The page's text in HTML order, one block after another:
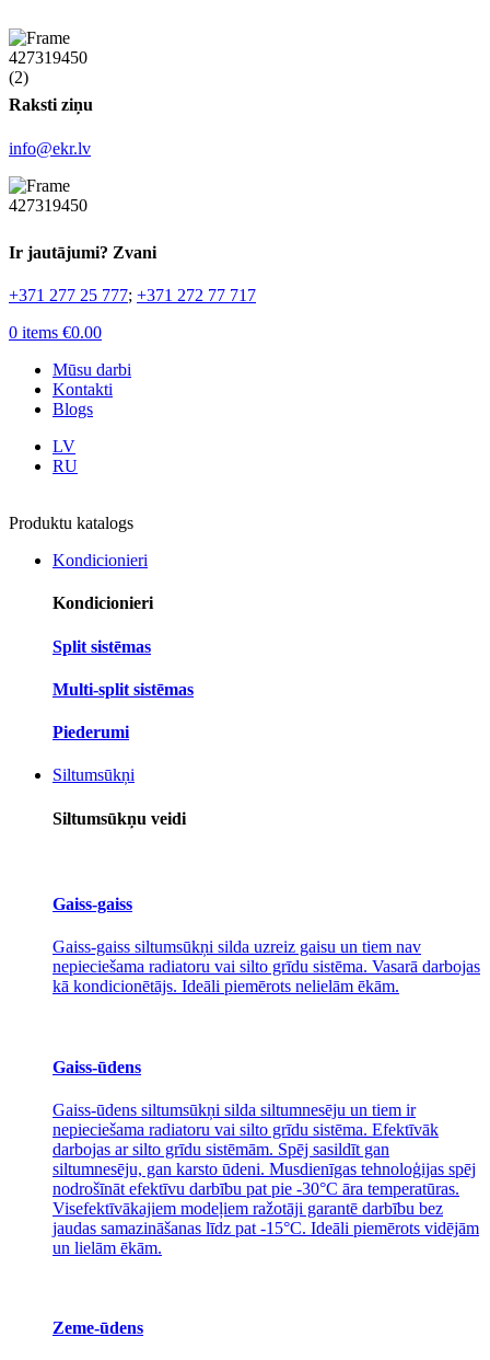
Raksti ziņu
info@ekr.lv
Ir jautājumi? Zvani
+371 277 25 777; +371 272 77 717
0 items €0.00
Mūsu darbi
Kontakti
Blogs
LV
RU
Produktu katalogs
Kondicionieri
Kondicionieri
Split sistēmas
Multi-split sistēmas
Piederumi
Siltumsūkņi
Siltumsūkņu veidi
Gaiss-gaiss
Gaiss-gaiss siltumsūkņi silda uzreiz gaisu un tiem nav
nepieciešama radiatoru vai silto grīdu sistēma. Vasarā darbojas
kā kondicionētājs. Ideāli piemērots nelielām ēkām.
Gaiss-ūdens
Gaiss-ūdens siltumsūkņi silda siltumnesēju un tiem ir
nepieciešama radiatoru vai silto grīdu sistēma. Efektīvāk
darbojas ar silto grīdu sistēmām. Spēj sasildīt gan
siltumnesēju, gan karsto ūdeni. Musdienīgas tehnoloģijas spēj
nodrošīnāt efektīvu darbību pat pie -30°C āra temperatūras.
Visefektīvākajiem modeļiem ražotāji garantē darbību bez
jaudas samazināšanas līdz pat -15°C. Ideāli piemērots vidējām
un lielām ēkām.
Zeme-ūdens